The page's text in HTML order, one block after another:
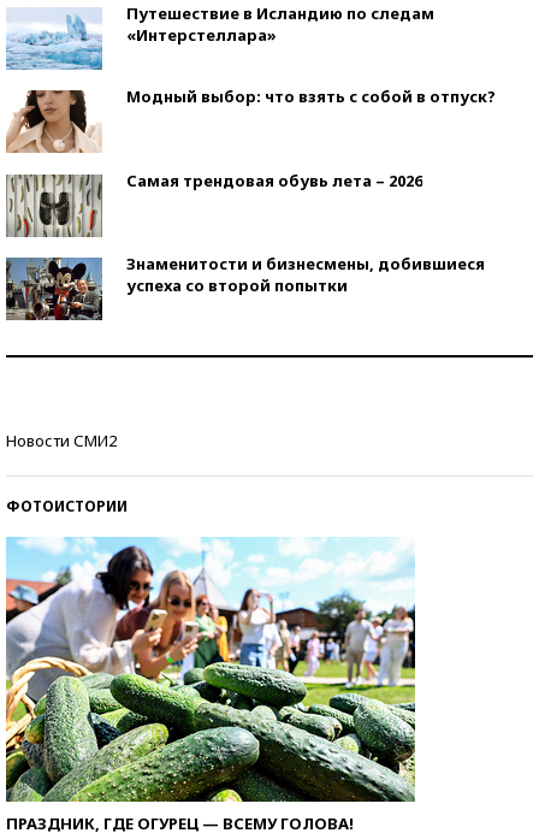
Путешествие в Исландию по следам
«Интерстеллара»
Модный выбор: что взять с собой в отпуск?
Самая трендовая обувь лета – 2026
Знаменитости и бизнесмены, добившиеся
успеха со второй попытки
Новости СМИ2
ФОТОИСТОРИИ
ПРАЗДНИК, ГДЕ ОГУРЕЦ — ВСЕМУ ГОЛОВА!